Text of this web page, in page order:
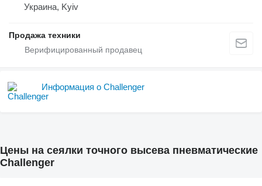
Украина, Kyiv
Продажа техники
Информация о Challenger
Цены на сеялки точного высева пневматические
Challenger